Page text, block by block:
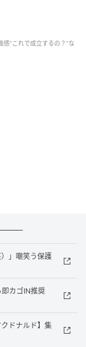
印象に仕上が
ィネート全体
います。
の｢LV バター
よい抜け感と
と個性を効か
“これで成立するの？”な
」嘲笑う保護
カゴIN推奨
ドナルド】集